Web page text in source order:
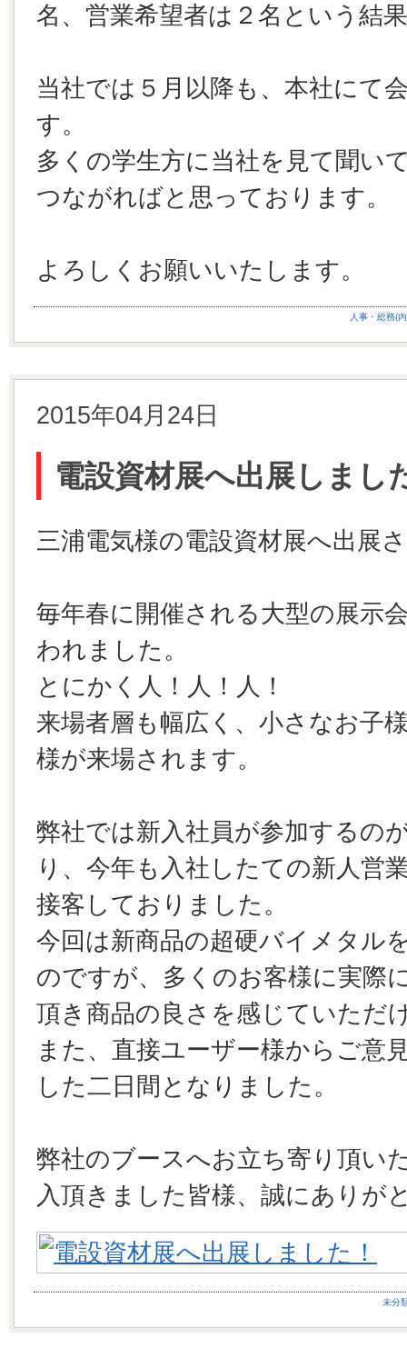
名、営業希望者は２名という結
当社では５月以降も、本社にて
す。
多くの学生方に当社を見て聞い
つながればと思っております。
よろしくお願いいたします。
人事・総務(
2015年04月24日
電設資材展へ出展しまし
三浦電気様の電設資材展へ出展
毎年春に開催される大型の展示
われました。
とにかく人！人！人！
来場者層も幅広く、小さなお子
様が来場されます。
弊社では新入社員が参加するの
り、今年も入社したての新人営
接客しておりました。
今回は新商品の超硬バイメタル
のですが、多くのお客様に実際
頂き商品の良さを感じていただ
また、直接ユーザー様からご意
した二日間となりました。
弊社のブースへお立ち寄り頂い
入頂きました皆様、誠にありが
未分